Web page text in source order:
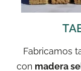
Fabricamos
con madera